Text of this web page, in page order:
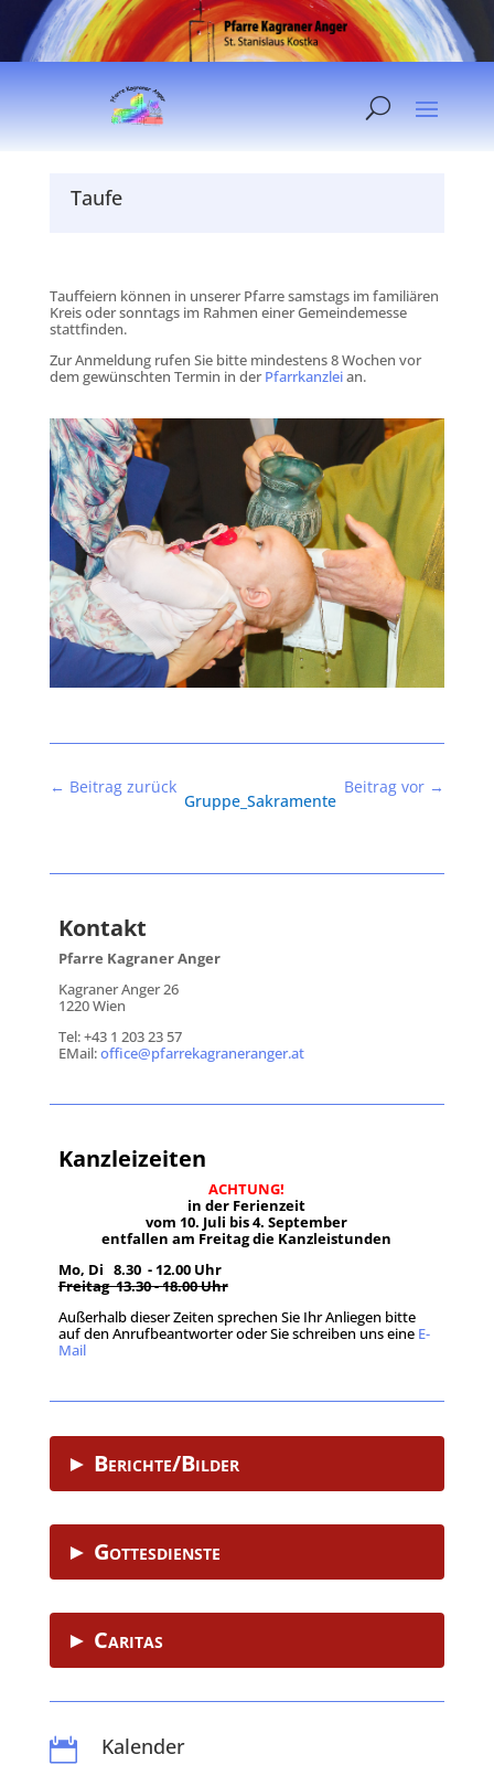
Taufe
Tauffeiern können in unserer Pfarre samstags im familiären
Kreis oder sonntags im Rahmen einer Gemeindemesse
stattfinden.
Zur Anmeldung rufen Sie bitte mindestens 8 Wochen vor
dem gewünschten Termin in derPfarrkanzleian.
← Beitrag zurück Beitrag vor →
Gruppe_Sakramente
Kontakt
Pfarre Kagraner Anger
Kagraner Anger 26
1220 Wien
Tel: +43 1 203 23 57
EMail:office@pfarrekagraneranger.at
Kanzleizeiten
ACHTUNG!
in der Ferienzeit
vom 10. Juli bis 4. September
entfallen am Freitag die Kanzleistunden
Mo, Di 8.30 - 12.00 Uhr
Freitag 13.30 - 18.00 Uhr
Außerhalb dieser Zeiten sprechen Sie Ihr Anliegen bitte
auf den Anrufbeantworter oder Sie schreiben uns eine E-
Mail.
► Berichte/Bilder
► Gottesdienste
► Caritas
 Kalender